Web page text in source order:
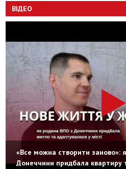
ВІДЕО
«Все можна створити заново»:
Донеччини придбала квартиру